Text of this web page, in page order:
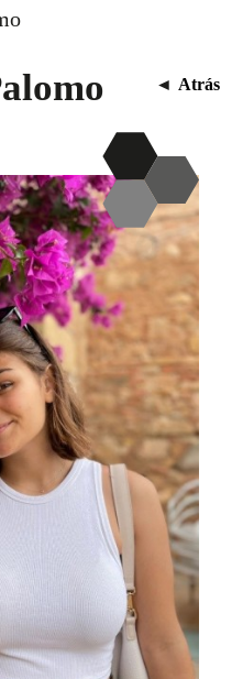
◄ Atrás